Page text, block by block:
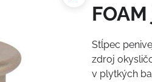
Stĺpec
zdroj
v plytkých